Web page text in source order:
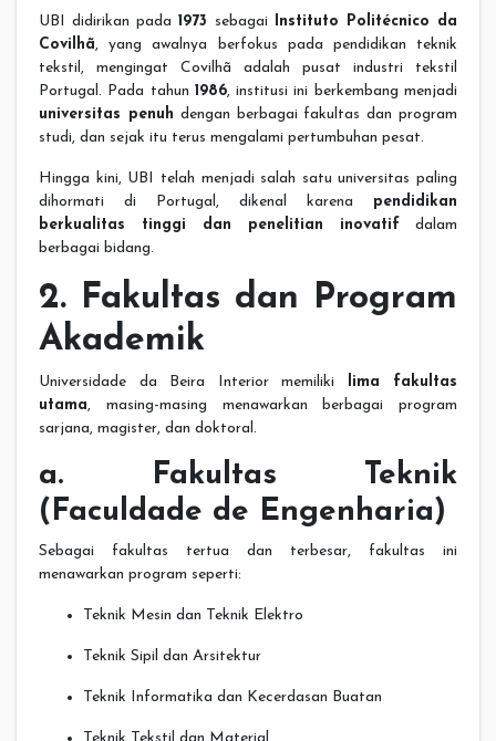
UBI didirikan pada1973 sebagai Instituto Politécnico da
Covilhã, yang awalnya berfokus pada pendidikan teknik
tekstil, mengingat Covilhã adalah pusat industri tekstil
Portugal. Pada tahun 1986, institusi ini berkembang menjadi
universitas penuh dengan berbagai fakultas dan program
studi, dan sejak itu terus mengalami pertumbuhan pesat.
Hingga kini, UBI telah menjadi salah satu universitas paling
dihormati di Portugal, dikenal karena pendidikan
berkualitas tinggi dan penelitian inovatif dalam
berbagai bidang.
2. Fakultas dan Program
Akademik
Universidade da Beira Interior memiliki lima fakultas
utama, masing-masing menawarkan berbagai program
sarjana, magister, dan doktoral.
a. Fakultas Teknik
(Faculdade de Engenharia)
Sebagai fakultas tertua dan terbesar, fakultas ini
menawarkan program seperti:
Teknik Mesin dan Teknik Elektro
Teknik Sipil dan Arsitektur
Teknik Informatika dan Kecerdasan Buatan